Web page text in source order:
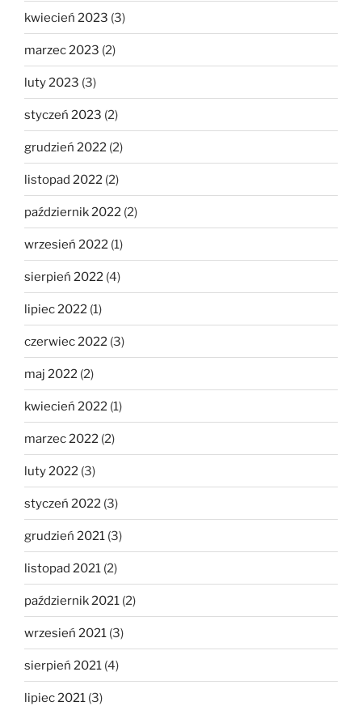
kwiecień 2023 (3)
marzec 2023 (2)
luty 2023 (3)
styczeń 2023 (2)
grudzień 2022 (2)
listopad 2022 (2)
październik 2022 (2)
wrzesień 2022 (1)
sierpień 2022 (4)
lipiec 2022 (1)
czerwiec 2022 (3)
maj 2022 (2)
kwiecień 2022 (1)
marzec 2022 (2)
luty 2022 (3)
styczeń 2022 (3)
grudzień 2021 (3)
listopad 2021 (2)
październik 2021 (2)
wrzesień 2021 (3)
sierpień 2021 (4)
lipiec 2021 (3)